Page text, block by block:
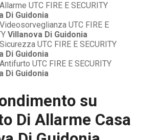
UTC FIRE E SECURITY
Di Guidonia
UTC FIRE E
Villanova Di Guidonia
UTC FIRE E SECURITY
Di Guidonia
UTC FIRE E SECURITY
Di Guidonia
su
Di Allarme Casa